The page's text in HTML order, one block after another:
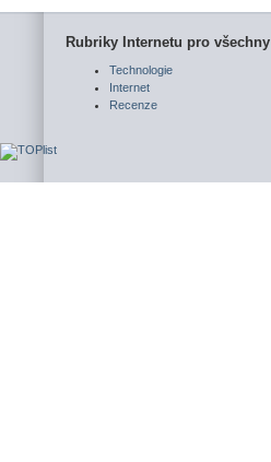
Rubriky Internetu pro všechny
Technologie
Internet
Recenze